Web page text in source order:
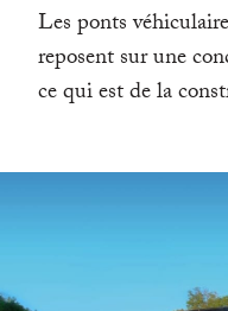
Les ponts
reposent sur une
ce qui est de la